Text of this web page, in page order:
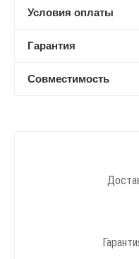
Условия оплаты
Гарантия
Совместимость